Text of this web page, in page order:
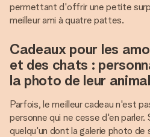
permettant d'offrir une petite
meilleur ami à quatre pattes.
Cadeaux pour les
et des chats :
la photo de leur animal
Parfois, le meilleur cadeau n'est
personne qui ne cesse d'en parler.
quelqu'un dont la galerie photo